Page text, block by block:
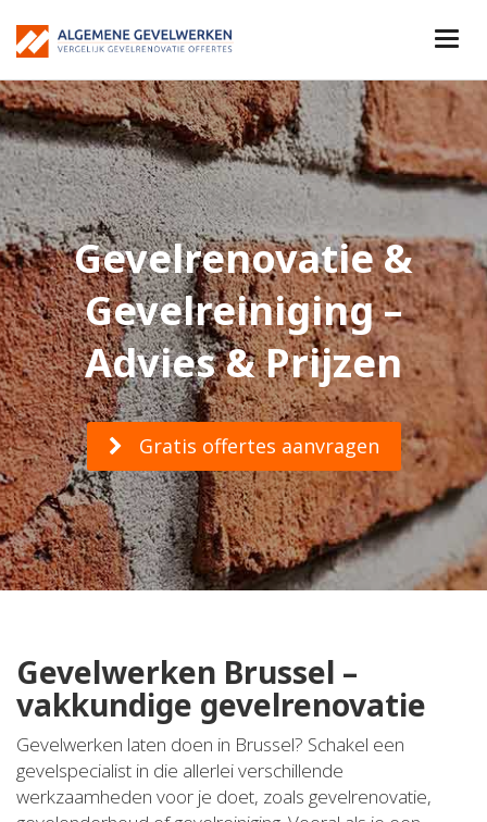
Gevelrenovatie &
Gevelreiniging –
Advies & Prijzen
Gratis offertes aanvragen
Gevelwerken Brussel –
vakkundige gevelrenovatie
Gevelwerken laten doen in Brussel? Schakel een
gevelspecialist in die allerlei verschillende
werkzaamheden voor je doet, zoals gevelrenovatie,